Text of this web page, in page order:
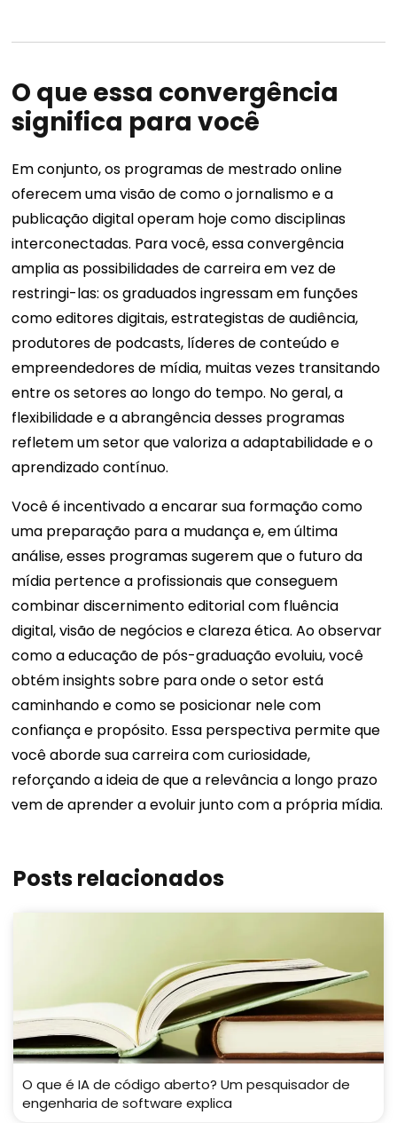
O que essa convergência
significa para você
Em conjunto, os programas de mestrado online
oferecem uma visão de como o jornalismo e a
publicação digital operam hoje como disciplinas
interconectadas. Para você, essa convergência
amplia as possibilidades de carreira em vez de
restringi-las: os graduados ingressam em funções
como editores digitais, estrategistas de audiência,
produtores de podcasts, líderes de conteúdo e
empreendedores de mídia, muitas vezes transitando
entre os setores ao longo do tempo. No geral, a
flexibilidade e a abrangência desses programas
refletem um setor que valoriza a adaptabilidade e o
aprendizado contínuo.
Você é incentivado a encarar sua formação como
uma preparação para a mudança e, em última
análise, esses programas sugerem que o futuro da
mídia pertence a profissionais que conseguem
combinar discernimento editorial com fluência
digital, visão de negócios e clareza ética. Ao observar
como a educação de pós-graduação evoluiu, você
obtém insights sobre para onde o setor está
caminhando e como se posicionar nele com
confiança e propósito. Essa perspectiva permite que
você aborde sua carreira com curiosidade,
reforçando a ideia de que a relevância a longo prazo
vem de aprender a evoluir junto com a própria mídia.
Posts relacionados
O que é IA de código aberto? Um pesquisador de
engenharia de software explica